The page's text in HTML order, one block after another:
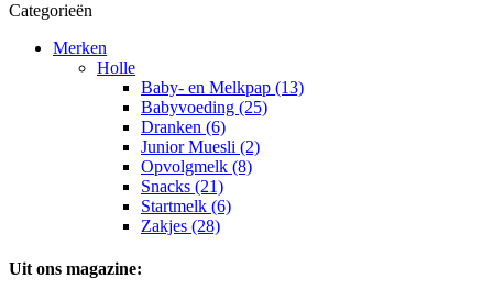
Categorieën
Merken
Holle
Baby- en Melkpap (13)
Babyvoeding (25)
Dranken (6)
Junior Muesli (2)
Opvolgmelk (8)
Snacks (21)
Startmelk (6)
Zakjes (28)
Uit ons magazine: